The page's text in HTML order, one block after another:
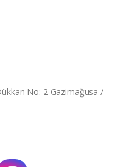
No: 2 Gazimağusa /